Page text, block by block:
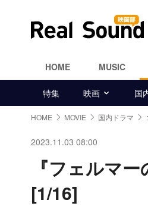
HOME MUSIC
特集 映画 国
HOME MOVIE 国内ドラマ
2023.11.03 08:00
『フェルマ
[1/16]